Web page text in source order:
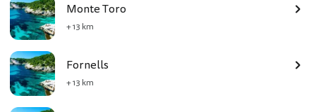
Monte Toro
+ 13 km
Fornells
+ 13 km